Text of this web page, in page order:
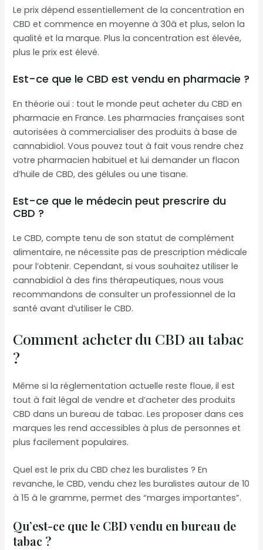
Le prix dépend essentiellement de la concentration en
CBD et commence en moyenne à 30â et plus, selon la
qualité et la marque. Plus la concentration est élevée,
plus le prix est élevé.
Est-ce que le CBD est vendu en pharmacie ?
En théorie oui : tout le monde peut acheter du CBD en
pharmacie en France. Les pharmacies françaises sont
autorisées à commercialiser des produits à base de
cannabidiol. Vous pouvez tout à fait vous rendre chez
votre pharmacien habituel et lui demander un flacon
d’huile de CBD, des gélules ou une tisane.
Est-ce que le médecin peut prescrire du
CBD ?
Le CBD, compte tenu de son statut de complément
alimentaire, ne nécessite pas de prescription médicale
pour l’obtenir. Cependant, si vous souhaitez utiliser le
cannabidiol à des fins thérapeutiques, nous vous
recommandons de consulter un professionnel de la
santé avant d’utiliser le CBD.
Comment acheter du CBD au tabac
?
Même si la réglementation actuelle reste floue, il est
tout à fait légal de vendre et d’acheter des produits
CBD dans un bureau de tabac. Les proposer dans ces
marques les rend accessibles à plus de personnes et
plus facilement populaires.
Quel est le prix du CBD chez les buralistes ? En
revanche, le CBD, vendu chez les buralistes autour de 10
à 15 â le gramme, permet des “marges importantes”.
Qu’est-ce que le CBD vendu en bureau de
tabac ?